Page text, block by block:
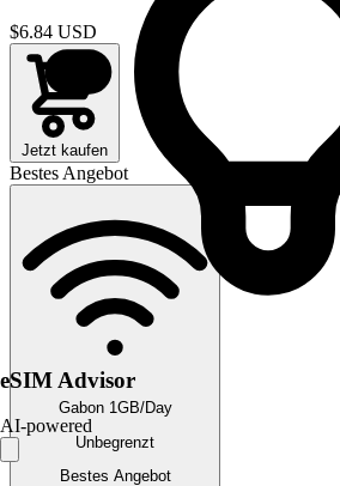
$6.84 USD
Jetzt kaufen
Bestes Angebot
Gabon 1GB/Day
Unbegrenzt
Bestes Angebot
eSIM Advisor
AI-powered